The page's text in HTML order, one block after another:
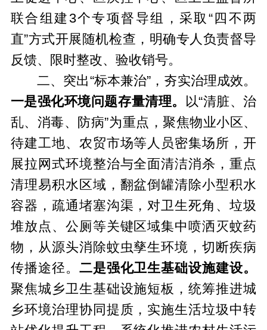
联合组建3个专项督导组，采取“四不两
直”方式开展随机检查，明确专人负责督导
反馈、限时整改、验收销号。
二、突出“标本兼治”，夯实治理成效。
一是强化环境问题存量清理。
以“清脏、治
乱、消毒、防病”为重点，聚焦物业小区、
待建工地、农贸市场等人员密集场所，开
展拉网式环境整治与全面清洁消杀，重点
清理易积水区域，翻盆倒罐清除小型积水
容器，疏通堵塞沟渠，对卫生死角、垃圾
堆放点、公厕等关键区域集中喷洒灭蚊药
物，从源头消除蚊虫孳生环境，切断疾病
传播途径。 二是强化卫生基础设施建设。
聚焦城乡卫生基础设施短板，统筹推进城
乡环境治理协同提质，实施生活垃圾中转